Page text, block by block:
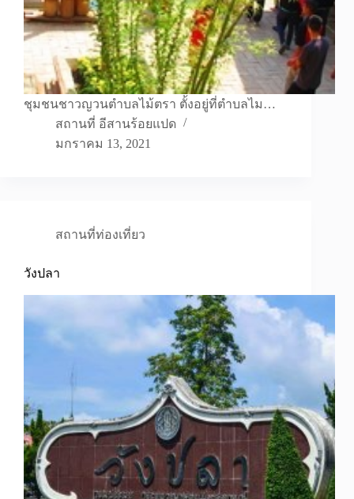
ชุมชนชาวญวนตำบลไม้ตรา ตั้งอยู่ที่ตำบลไม…
สถานที่ อีสานร้อยแปด
มกราคม 13, 2021
สถานที่ท่องเที่ยว
วังปลา